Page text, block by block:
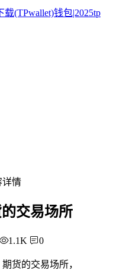
详情
交易场所
1.1K 0
货的交易场所，